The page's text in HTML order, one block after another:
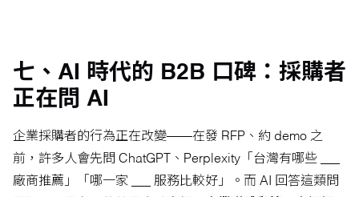
七、AI 時代的 B2B 口碑：採購者
正在問 AI
企業採購者的行為正在改變——在發 RFP、約 demo 之
前，許多人會先問 ChatGPT、Perplexity「台灣有哪些 ___
廠商推薦」「哪一家 ___ 服務比較好」。而 AI 回答這類問